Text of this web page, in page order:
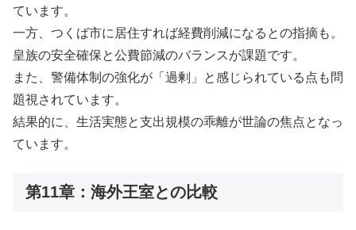
ています。
一方、つくば市に居住すれば経費削減になるとの指摘も。
皇族の安全確保と公費節減のバランスが課題です。
また、警備体制の強化が「過剰」と感じられている点も問
題視されています。
結果的に、生活実態と支出規模の乖離が世論の焦点となっ
ています。
第11章：海外王室との比較